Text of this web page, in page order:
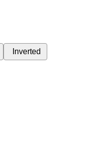
Inverted